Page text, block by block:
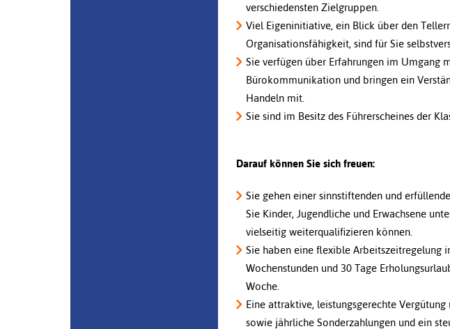
verschiedensten Zielgruppen.
Viel Eigeninitiative, ein Blick über den
Organisationsfähigkeit, sind für Sie
Sie verfügen über Erfahrungen im Umgang
Bürokommunikation und bringen ein
Handeln mit.
Sie sind im Besitz des Führerscheines der
Darauf können Sie sich freuen:
Sie gehen einer sinnstiftenden und
Sie Kinder, Jugendliche und Erwachsene
vielseitig weiterqualifizieren können.
Sie haben eine flexible Arbeitszeitregelung
Wochenstunden und 30 Tage
Woche.
Eine attraktive, leistungsgerechte
sowie jährliche Sonderzahlungen und ein